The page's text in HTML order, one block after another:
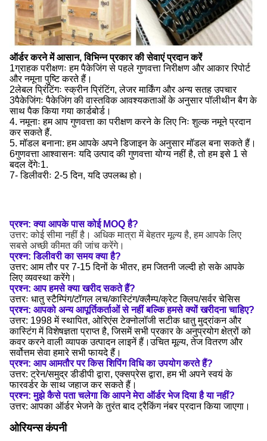
ऑर्डर करने में आसान, विभिन्न प्रकार की सेवाएं प्रदान करें
1ग्राहक परीक्षणः हम पैकेजिंग से पहले गुणवत्ता निरीक्षण और आकार रिपोर्ट
और नमूना पुष्टि करते हैं।
2लेबल प्रिंटिंगः स्क्रीन प्रिंटिंग, लेजर मार्किंग और अन्य सतह उपचार
3पैकेजिंगः पैकेजिंग की वास्तविक आवश्यकताओं के अनुसार पॉलीथीन बैग के
साथ पैक किया गया कार्डबोर्ड।
4. नमूनाः हम आप गुणवत्ता का परीक्षण करने के लिए निः शुल्क नमूने प्रदान
कर सकते हैं.
5. मॉडल बनाना: हम आपके अपने डिजाइन के अनुसार मॉडल बना सकते हैं।
6गुणवत्ता आश्वासनः यदि उत्पाद की गुणवत्ता योग्य नहीं है, तो हम इसे 1 से
बदल देंगेः1.
7- डिलीवरीः 2-5 दिन, यदि उपलब्ध हो।
प्रश्न: क्या आपके पास कोई MOQ है?
उत्तर: कोई सीमा नहीं है। अधिक मात्रा में बेहतर मूल्य है, हम आपके लिए
सबसे अच्छी कीमत की जांच करेंगे।
प्रश्न: डिलीवरी का समय क्या है?
उत्तर: आम तौर पर 7-15 दिनों के भीतर, हम जितनी जल्दी हो सके आपके
लिए व्यवस्था करेंगे।
प्रश्न: आप हमसे क्या खरीद सकते हैं?
उत्तरः धातु स्टैम्पिंग/टॉगल लच/कास्टिंग/क्लैम्प/क्रेट क्लिप/सर्वर चेसिस
प्रश्न: आपको अन्य आपूर्तिकर्ताओं से नहीं बल्कि हमसे क्यों खरीदना चाहिए?
उत्तर: 1998 में स्थापित, ओरिएंस टेक्नोलॉजी सटीक धातु मुद्रांकन और
कास्टिंग में विशेषज्ञता प्राप्त है, जिसमें सभी प्रकार के अनुप्रयोग क्षेत्रों को
कवर करने वाली व्यापक उत्पादन लाइनें हैं।उचित मूल्य, तेज वितरण और
सर्वोत्तम सेवा हमारे सभी फायदे हैं।
प्रश्न: आप आमतौर पर किस शिपिंग विधि का उपयोग करते हैं?
उत्तर: ट्रेन/समुद्र डीडीपी द्वारा, एक्सप्रेस द्वारा, हम भी अपने स्वयं के
फारवर्डर के साथ जहाज कर सकते हैं।
प्रश्न: मुझे कैसे पता चलेगा कि आपने मेरा ऑर्डर भेज दिया है या नहीं?
उत्तर: आपका ऑर्डर भेजने के तुरंत बाद ट्रैकिंग नंबर प्रदान किया जाएगा।
ओरियन्स कंपनी